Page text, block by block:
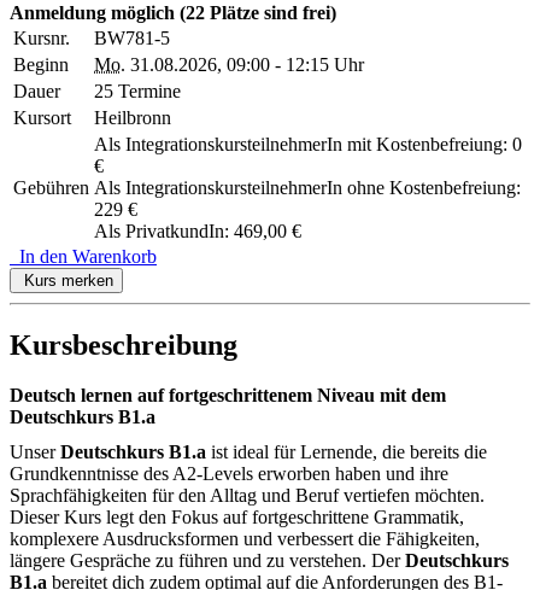
Anmeldung möglich (22 Plätze sind frei)
Kursnr.
BW781-5
Beginn
Mo. 31.08.2026, 09:00 - 12:15 Uhr
Dauer
25 Termine
Kursort
Heilbronn
Gebühren
Als IntegrationskursteilnehmerIn mit Kostenbefreiung: 0
€
Als IntegrationskursteilnehmerIn ohne Kostenbefreiung:
229 €
Als PrivatkundIn: 469,00 €
In den Warenkorb
Kurs merken
Kursbeschreibung
Deutsch lernen auf fortgeschrittenem Niveau mit dem
Deutschkurs B1.a
UnserDeutschkurs B1.a ist ideal für Lernende, die bereits die
Grundkenntnisse des A2-Levels erworben haben und ihre
Sprachfähigkeiten für den Alltag und Beruf vertiefen möchten.
Dieser Kurs legt den Fokus auf fortgeschrittene Grammatik,
komplexere Ausdrucksformen und verbessert die Fähigkeiten,
längere Gespräche zu führen und zu verstehen. DerDeutschkurs
B1.a bereitet dich zudem optimal auf die Anforderungen des B1-